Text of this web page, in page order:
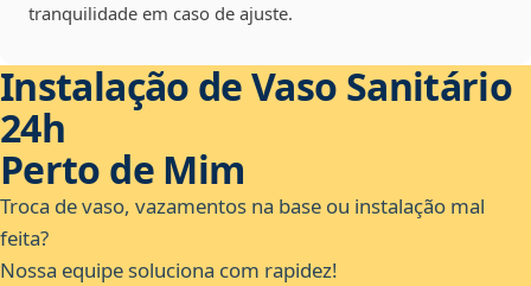
tranquilidade em caso de ajuste.
Instalação de Vaso Sanitário
24h
Perto de Mim
Troca de vaso, vazamentos na base ou instalação mal
feita?
Nossa equipe soluciona com rapidez!